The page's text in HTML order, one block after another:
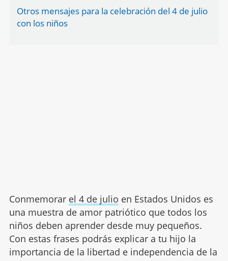
Otros mensajes para la celebración del 4 de julio
con los niños
Conmemorar el 4 de julio en Estados Unidos es
una muestra de amor patriótico que todos los
niños deben aprender desde muy pequeños.
Con estas frases podrás explicar a tu hijo la
importancia de la libertad e independencia de la